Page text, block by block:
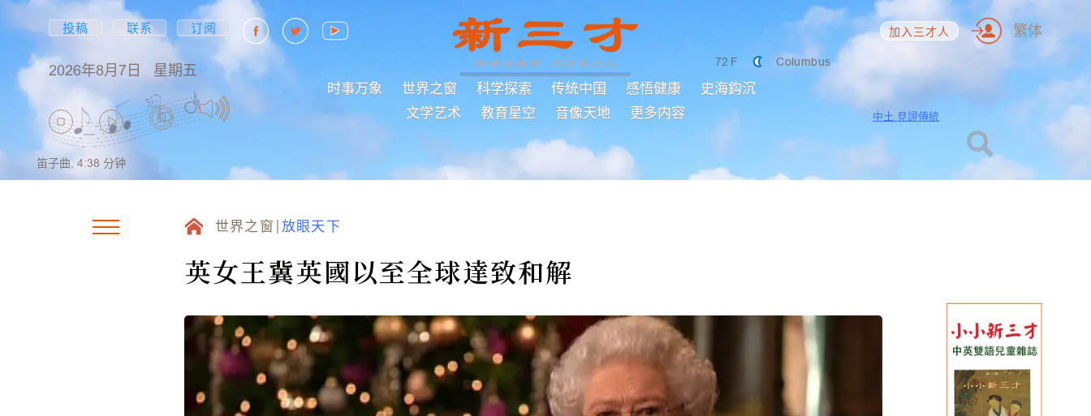
投稿 联系 订阅
2026年8月7日 星期五 72 F Columbus
时事万象 世界之窗 科学探索 传统中国 感悟健康
史海鈎沉
文学艺术
教育星空 音像天地 更多内容
加入三才人 繁体
中土 見證傳統
笛子曲, 4:38 分钟
世界之窗 放眼天下
英女王冀英國以至全球達致和解